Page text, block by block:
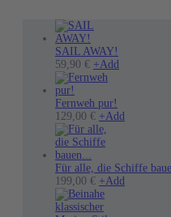
SAIL AWAY!
59,90 € +Add
Varianten
können
auf
Fernweh pur!
129,00 € +Add
Varianten
Für alle, die Schiffe
199,00 € +Add